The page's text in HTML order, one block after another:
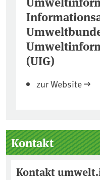
(UIG)
zur Website
Seitenleiste
Kontakt
Kontakt